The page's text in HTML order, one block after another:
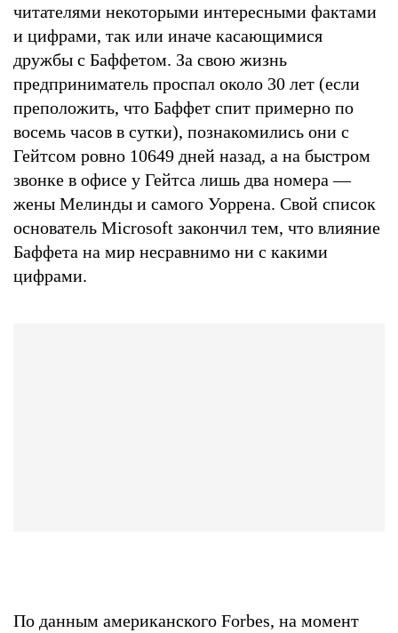
читателями некоторыми интересными фактами
и цифрами, так или иначе касающимися
дружбы с Баффетом. За свою жизнь
предприниматель проспал около 30 лет (если
преположить, что Баффет спит примерно по
восемь часов в сутки), познакомились они с
Гейтсом ровно 10649 дней назад, а на быстром
звонке в офисе у Гейтса лишь два номера —
жены Мелинды и самого Уоррена. Свой список
основатель Microsoft закончил тем, что влияние
Баффета на мир несравнимо ни с какими
цифрами.
По данным американского Forbes, на момент